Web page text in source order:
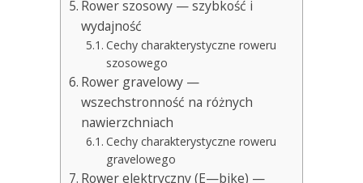
Rower szosowy — szybkość i
wydajność
Cechy charakterystyczne roweru
szosowego
Rower gravelowy —
wszechstronność na różnych
nawierzchniach
Cechy charakterystyczne roweru
gravelowego
Rower elektryczny (E—bike) —